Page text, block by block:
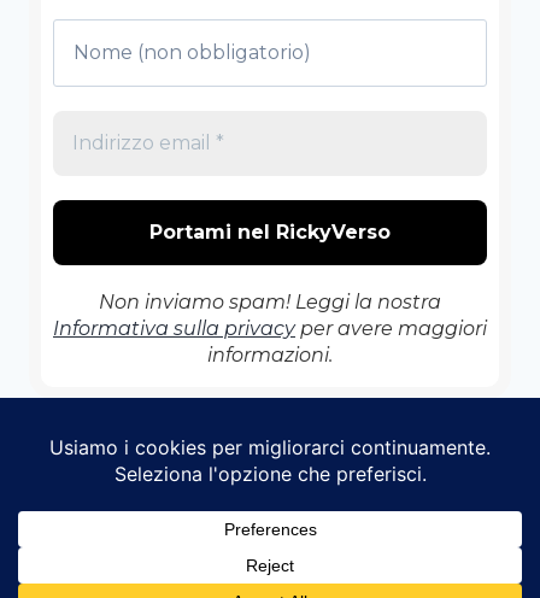
Non inviamo spam! Leggi la nostra
Informativa sulla privacyper avere maggiori
informazioni.
Kadence WP